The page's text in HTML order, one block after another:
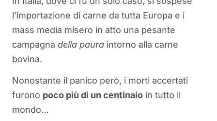
l’importazione di carne da tutta Europa e i
mass media misero in atto una pesante
campagna della paura intorno alla carne
bovina.
Nonostante il panico però, i morti accertati
furono poco più di un centinaio in tutto il
mondo…